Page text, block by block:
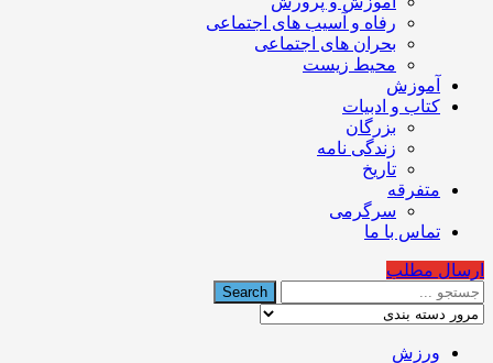
رفاه و آسیب های اجتماعی
بحران های اجتماعی
محیط زیست
آموزش
کتاب و ادبیات
بزرگان
زندگی نامه
تاریخ
متفرقه
سرگرمی
تماس با ما
ارسال مطلب
ورزش